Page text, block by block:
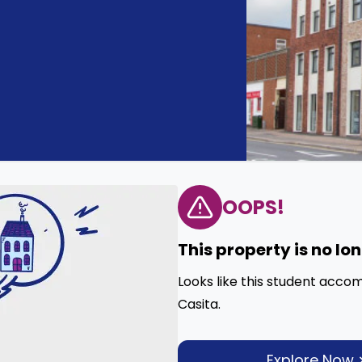
OOPS!
This property is no
Looks like this student
Casita.